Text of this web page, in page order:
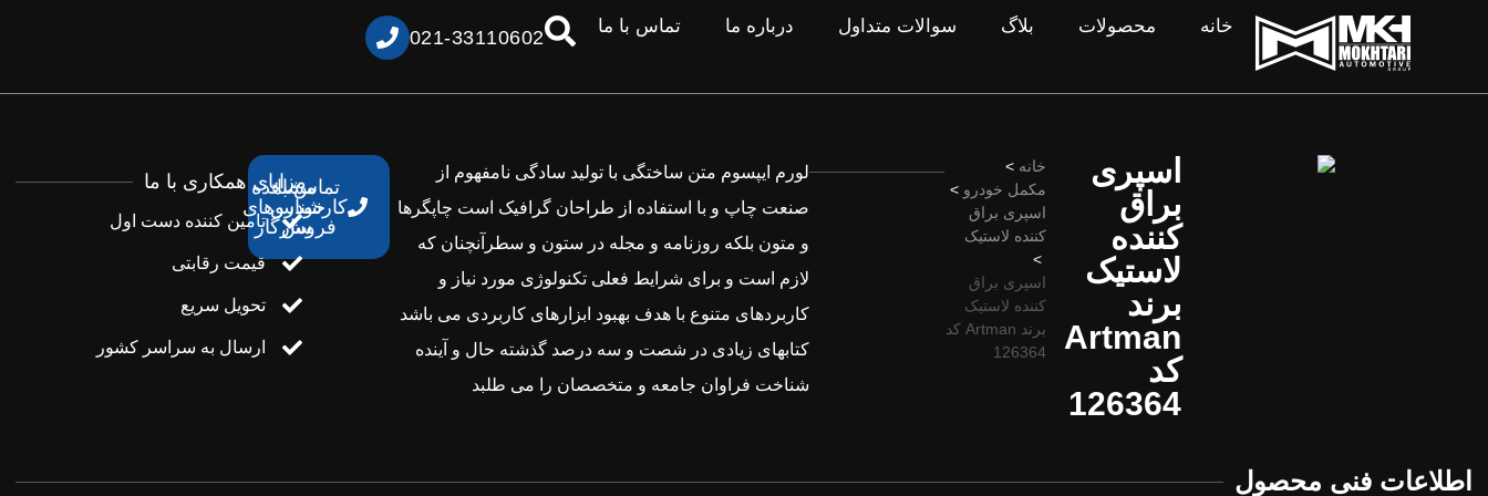
خانه محصولات بلاگ سوالات متداول درباره ما تماس با ما 021-33110602
اسپری
براق
کننده
لاستیک
برند
Artman
کد
126364
خانه >
مکمل خودرو >
اسپری براق
کننده لاستیک
>
اسپری براق
کننده لاستیک
برند Artman کد
126364
لورم ایپسوم متن ساختگی با تولید سادگی نامفهوم از
صنعت چاپ و با استفاده از طراحان گرافیک است چاپگرها
و متون بلکه روزنامه و مجله در ستون و سطرآنچنان که
لازم است و برای شرایط فعلی تکنولوژی مورد نیاز و
کاربردهای متنوع با هدف بهبود ابزارهای کاربردی می باشد
کتابهای زیادی در شصت و سه درصد گذشته حال و آینده
شناخت فراوان جامعه و متخصصان را می طلبد
تماس با
کارشناس
فروش
مشاهده
خودروهای
سازگار
مزایای همکاری با ما
تامین کننده دست اول
قیمت رقابتی
تحویل سریع
ارسال به سراسر کشور
اطلاعات فنی محصول